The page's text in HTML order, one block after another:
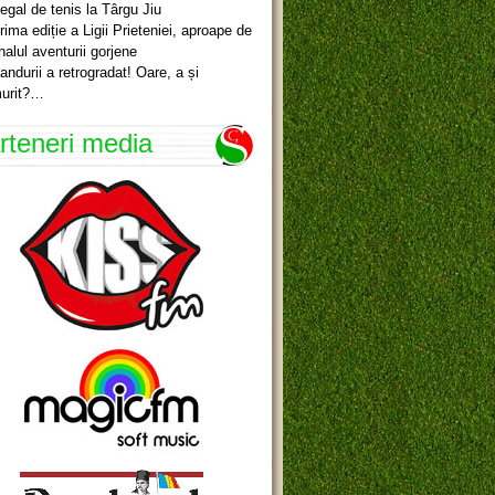
de tenis la Târgu Jiu
ediție a Ligii Prieteniei, aproape de
aventurii gorjene
a retrogradat! Oare, a și
media